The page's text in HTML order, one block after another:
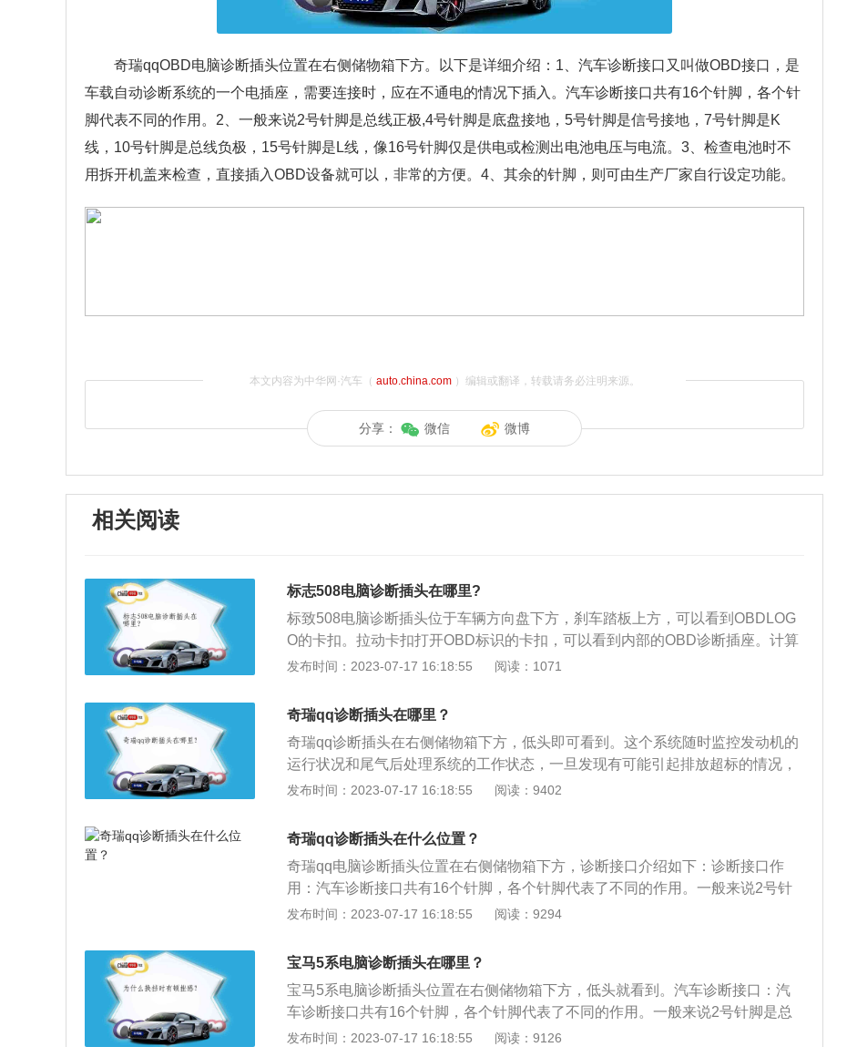
奇瑞qqOBD电脑诊断插头位置在右侧储物箱下方。以下是详细介绍：1、汽车诊断接口又叫做OBD接口，是
车载自动诊断系统的一个电插座，需要连接时，应在不通电的情况下插入。汽车诊断接口共有16个针脚，各个针
脚代表不同的作用。2、一般来说2号针脚是总线正极,4号针脚是底盘接地，5号针脚是信号接地，7号针脚是K
线，10号针脚是总线负极，15号针脚是L线，像16号针脚仅是供电或检测出电池电压与电流。3、检查电池时不
用拆开机盖来检查，直接插入OBD设备就可以，非常的方便。4、其余的针脚，则可由生产厂家自行设定功能。
本文内容为中华网·汽车（ auto.china.com）编辑或翻译，转载请务必注明来源。
分享： 微信 微博
相关阅读
标志508电脑诊断插头在哪里?
标致508电脑诊断插头位于车辆方向盘下方，刹车踏板上方，可以看到OBDLOG
O的卡扣。拉动卡扣打开OBD标识的卡扣，可以看到内部的OBD诊断插座。计算
机诊断插头也称为OBD接口。OBD是车载诊断的英文缩写，中文翻译为车载自动
标会立即发出警告。OBD装置监测许多系统和部件，包括发动机、催化转化器、
微粒捕集器、氧传感器、排放控制系统、燃油系统、EGR等。OBD通过各种与排
放相关的部件信息与电子控制单元相连。电子控制单元具有检测和分析排放相关
故障的功能。当发生排放故障时，电子控制单元记录故障信息和相关代码，并通
过故障灯发出警告，通知驾驶员。通过标准数据接口，电子控制单元确保故障信
发布时间：2023-07-17 16:18:55 阅读：1071
奇瑞qq诊断插头在哪里？
奇瑞qq诊断插头在右侧储物箱下方，低头即可看到。这个系统随时监控发动机的
运行状况和尾气后处理系统的工作状态，一旦发现有可能引起排放超标的情况，
会马上发出警示。诊断接口又叫做OBD接口，是车载自动诊断系统的一个电插
定位于年轻人的第一辆车。该车的车身尺寸长为3564mm、宽为1620mm、高为1
527mm、轴距为2340mm；该车搭载的是1.5T发动机。
发布时间：2023-07-17 16:18:55 阅读：9402
奇瑞qq诊断插头在什么位置？
奇瑞qq电脑诊断插头位置在右侧储物箱下方，诊断接口介绍如下：诊断接口作
用：汽车诊断接口共有16个针脚，各个针脚代表了不同的作用。一般来说2号针
脚是总线正极，4号针脚是底盘接地，5号针脚是信号接地，7号针脚是K线，10针
流，比如检查电池时就不用拆开机盖来检查，直接插入OBD设备就可以，非常的
方便，其余的针脚，则可由生产厂家自行设定功能。诊断接口介绍：汽车诊断接
口又叫做OBD接口，是车载自动诊断系统的一个电插座，需要连接时，应在不通
电的情况下插入。
发布时间：2023-07-17 16:18:55 阅读：9294
宝马5系电脑诊断插头在哪里？
宝马5系电脑诊断插头位置在右侧储物箱下方，低头就看到。汽车诊断接口：汽
车诊断接口共有16个针脚，各个针脚代表了不同的作用。一般来说2号针脚是总
线正极，4号针脚是底盘接地，5号针脚是信号接地，7号针脚是K线，10号针脚是
发布时间：2023-07-17 16:18:55 阅读：9126